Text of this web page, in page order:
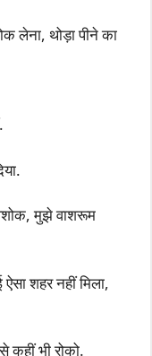
लेना, थोड़ा पीने का
मुझे वाशरूम
शहर नहीं मिला,
कहीं भी रोको.